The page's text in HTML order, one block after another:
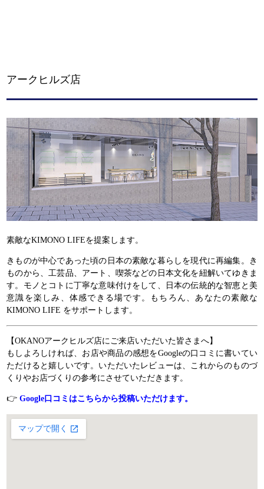
アークヒルズ店
素敵なKIMONO LIFEを提案します。
きものが中心であった頃の日本の素敵な暮らしを現代に再編集。き
ものから、工芸品、アート、喫茶などの日本文化を紐解いてゆきま
す。モノとコトに丁寧な意味付けをして、日本の伝統的な智恵と美
意識を楽しみ、体感できる場です。もちろん、あなたの素敵な
KIMONO LIFE をサポートします。
【OKANOアークヒルズ店にご来店いただいた皆さまへ】
もしよろしければ、お店や商品の感想をGoogleの口コミに書いてい
ただけると嬉しいです。いただいたレビューは、これからのものづ
くりやお店づくりの参考にさせていただきます。
👉 Google口コミはこちらから投稿いただけます。